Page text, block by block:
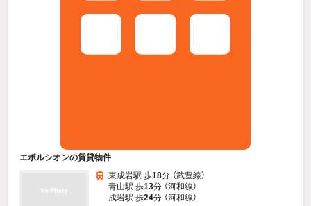
エボルシオンの賃貸物件
東成岩駅 歩18分 （武豊線）
青山駅 歩13分 （河和線）
成岩駅 歩24分 （河和線）